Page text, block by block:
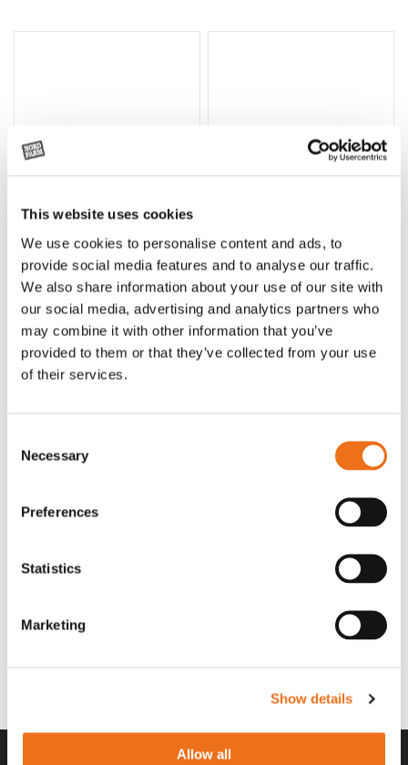
This website uses cookies
We use cookies to personalise content and ads, to
provide social media features and to analyse our traffic.
We also share information about your use of our site with
our social media, advertising and analytics partners who
may combine it with other information that you’ve
provided to them or that they’ve collected from your use
of their services.
Selection
Necessary
Preferences
Statistics
Marketing
Show details
Allow all
Lägg till i varukorg
T-shirt Avant barn grön 92 cm
G0007
90kr (ex. moms)
T-shirt Avant barn grön 104-110
cm
90 kr (ex. moms)
Lägg till i varukorg
stämpellogotyp Avant
T-shirt svart 2xl med avant-
(ex. moms)